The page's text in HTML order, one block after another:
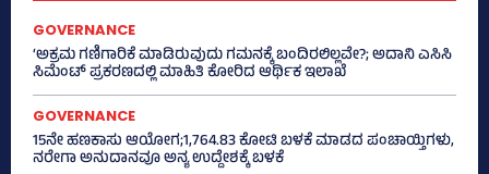
GOVERNANCE
‘ಅಕ್ರಮ ಗಣಿಗಾರಿಕೆ ಮಾಡಿರುವುದು ಗಮನಕ್ಕೆ ಬಂದಿರಲಿಲ್ಲವೇ?; ಅದಾನಿ ಎಸಿಸಿ
ಸಿಮೆಂಟ್ ಪ್ರಕರಣದಲ್ಲಿ ಮಾಹಿತಿ ಕೋರಿದ ಆರ್ಥಿಕ ಇಲಾಖೆ
GOVERNANCE
15ನೇ ಹಣಕಾಸು ಆಯೋಗ;1,764.83 ಕೋಟಿ ಬಳಕೆ ಮಾಡದ ಪಂಚಾಯ್ತಿಗಳು,
ನರೇಗಾ ಅನುದಾನವೂ ಅನ್ಯ ಉದ್ದೇಶಕ್ಕೆ ಬಳಕೆ